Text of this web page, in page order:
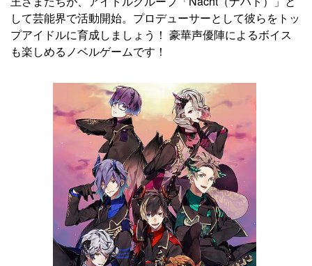
して芸能界で活動開始。プロデューサーとして彼らをトッ
プアイドルに育成しましょう！ 豪華声優陣によるボイス
も楽しめるノベルゲームです！